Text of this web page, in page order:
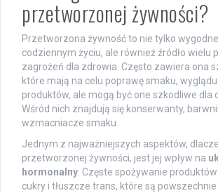
przetworzonej żywności?
Przetworzona żywność to nie tylko
codziennym życiu, ale również źródło wielu
zagrożeń dla zdrowia. Często zawiera ona
które mają na celu poprawę smaku,
produktów, ale mogą być one szkodliwe dla
Wśród nich znajdują się konserwanty,
wzmacniacze smaku.
Jednym z najważniejszych aspektów,
przetworzonej żywności, jest jej wpływ na
hormonalny . Częste spożywanie
cukry i tłuszcze trans, które są